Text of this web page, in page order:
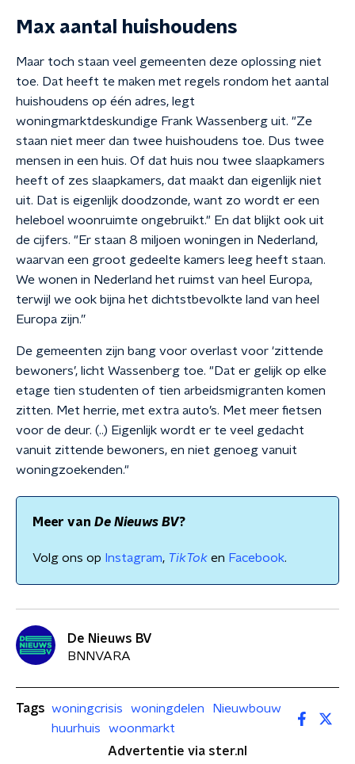
Max aantal huishoudens
Maar toch staan veel gemeenten deze oplossing niet
toe. Dat heeft te maken met regels rondom het aantal
huishoudens op één adres, legt
woningmarktdeskundige Frank Wassenberg uit. "Ze
staan niet meer dan twee huishoudens toe. Dus twee
mensen in een huis. Of dat huis nou twee slaapkamers
heeft of zes slaapkamers, dat maakt dan eigenlijk niet
uit. Dat is eigenlijk doodzonde, want zo wordt er een
heleboel woonruimte ongebruikt." En dat blijkt ook uit
de cijfers. "Er staan 8 miljoen woningen in Nederland,
waarvan een groot gedeelte kamers leeg heeft staan.
We wonen in Nederland het ruimst van heel Europa,
terwijl we ook bijna het dichtstbevolkte land van heel
Europa zijn.”
De gemeenten zijn bang voor overlast voor 'zittende
bewoners’, licht Wassenberg toe. "Dat er gelijk op elke
etage tien studenten of tien arbeidsmigranten komen
zitten. Met herrie, met extra auto’s. Met meer fietsen
voor de deur. (..) Eigenlijk wordt er te veel gedacht
vanuit zittende bewoners, en niet genoeg vanuit
woningzoekenden."
Meer van De Nieuws BV?
Volg ons op Instagram, TikTok en Facebook.
De Nieuws BV
BNNVARA
Tags woningcrisis woningdelen
Nieuwbouw
huurhuis
woonmarkt
Advertentie via ster.nl